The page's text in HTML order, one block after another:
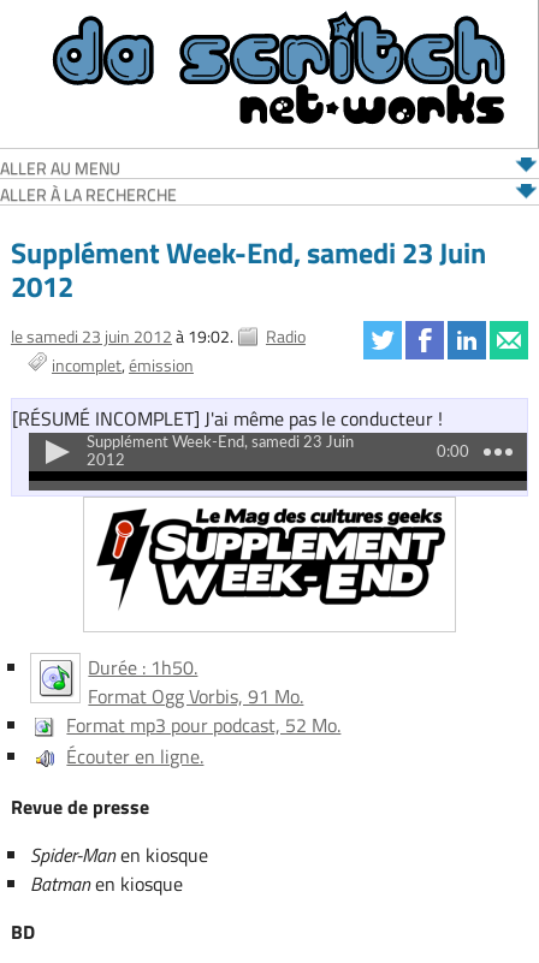
ALLER AU MENU
ALLER À LA RECHERCHE
Supplément Week-End, samedi 23 Juin
2012
le samedi 23 juin 2012à 19:02.
Radio
incomplet émission
[RÉSUMÉ INCOMPLET] J'ai même pas le conducteur !
Durée : 1h50.
Format Ogg Vorbis, 91 Mo.
Format mp3 pour podcast, 52 Mo.
Écouter en ligne.
Revue de presse
Spider-Manen kiosque
Batmanen kiosque
BD